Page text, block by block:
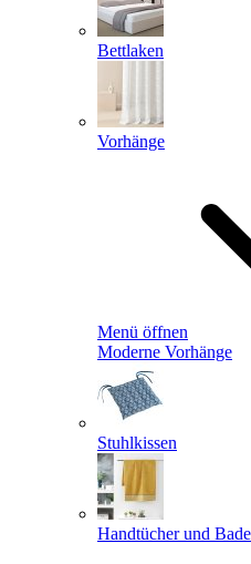
Bettlaken
Vorhänge
Menü öffnen
Moderne Vorhänge
Stuhlkissen
Handtücher und